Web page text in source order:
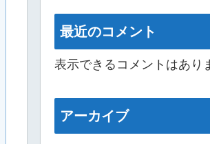
最近のコメント
表示できるコメントはあり
アーカイブ